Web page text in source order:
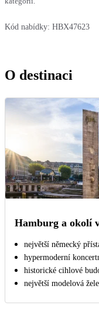
Kód nabídky: HBX47623
O destinaci
Hamburg a okolí
největší německý
hypermoderní
historické cihlové
největší modelová